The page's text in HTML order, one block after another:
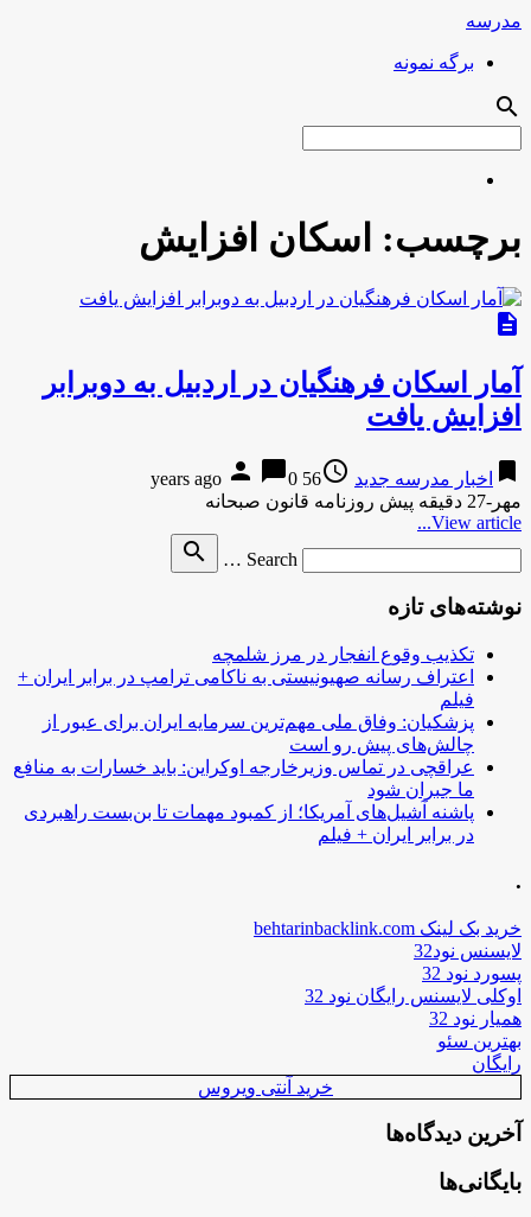
مدرسه
برگه نمونه
search
برچسب: اسکان افزایش
description
آمار اسکان فرهنگیان در اردبیل به دوبرابر
افزایش یافت
bookmark اخبار مدرسه جدید access_time
56 years ago
person chat_bubble0
مهر-27 دقیقه پیش روزنامه قانون صبحانه
View article...
Search …
search
نوشته‌های تازه
تکذیب وقوع انفجار در مرز شلمچه
اعتراف رسانه صهیونیستی به ناکامی ترامپ در برابر ایران +
فیلم
پزشکیان: وفاق ملی مهم‌ترین سرمایه ایران برای عبور از
چالش‌های پیش رو است
عراقچی در تماس وزیرخارجه اوکراین: باید خسارات به منافع
ما جبران شود
پاشنه آشیل‌های آمریکا؛ از کمبود مهمات تا بن‌بست راهبردی
در برابر ایران + فیلم
.
خرید بک لینک behtarinbacklink.com
لایسنس نود32
پسورد نود 32
اوکلی لایسنس رایگان نود 32
همیار نود 32
بهترین سئو
رایگان
خرید آنتی ویروس
آخرین دیدگاه‌ها
بایگانی‌ها